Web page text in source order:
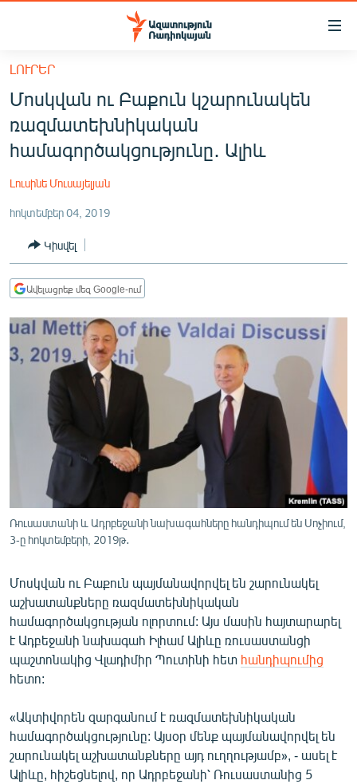
Մատչելիության
հիմնական
բովանդակությանը
հիմնական
մենյուին
ՀԱՅԱՍՏԱՆ
ՔԱՂԱՔԱԿԱՆ
ՏՆՏԵՍՈՒԹՅՈՒՆ
ՂԱՐԱԲԱՂ
ՏԱՐԱԾԱՇՐՋԱՆ
ՄԻՋԱԶԳԱՅԻՆ
ՄՇԱԿՈՒՅԹ
ՍՊՈՐՏ
ՄԵԿՆԱԲԱՆՈՒԹՅՈՒՆ
ՏՏ ԵՒ ԻՆՏԵՐՆԵՏ
ԱՐԽԻՎ
ԲԱՆԱՎԵՃ
ՁԳՏԵԼՈՎ ԼԱՎԱԳՈՒՅՆԻՆ
ՓՈԴՔԱՍԹ
English
Русский
ԼՈՒՐԵՐ
Մոսկվան ու Բաքուն կշարունակեն
ռազմատեխնիկական
համագործակցությունը․ Ալիև
Լուսինե Մուսայելյան
հոկտեմբեր 04, 2019
Կիսվել
Ավելացրեք մեզ Google-ում
Ռուսաստանի և Ադրբեջանի նախագահները հանդիպում են Սոչիում,
3-ը հոկտեմբերի, 2019թ․
Մոսկվան ու Բաքուն պայմանավորվել են շարունակել
աշխատանքները ռազմատեխնիկական
համագործակցության ոլորտում: Այս մասին հայտարարել
է Ադբեջանի նախագահ Իլհամ Ալիևը ռուսաստանցի
պաշտոնակից Վլադիմիր Պուտինի հետ հանդիպումից
հետո:
«Ակտիվորեն զարգանում է ռազմատեխնիկական
համագործակցությունը: Այսօր մենք պայմանավորվել են
շարունակել աշխատանքները այդ ուղղությամբ», - ասել է
Ալիևը, հիշեցնելով, որ Ադրբեջանի՝ Ռուսաստանից 5